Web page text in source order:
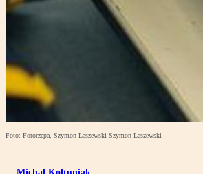
Foto: Fotorzepa, Szymon Laszewski Szymon Laszewski